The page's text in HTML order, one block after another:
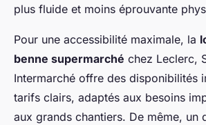
plus fluide et moins éprouvante
Pour une accessibilité maximale, la
benne supermarché chez Leclerc,
Intermarché offre des disponibilités
tarifs clairs, adaptés aux besoins
aux grands chantiers. De même, un